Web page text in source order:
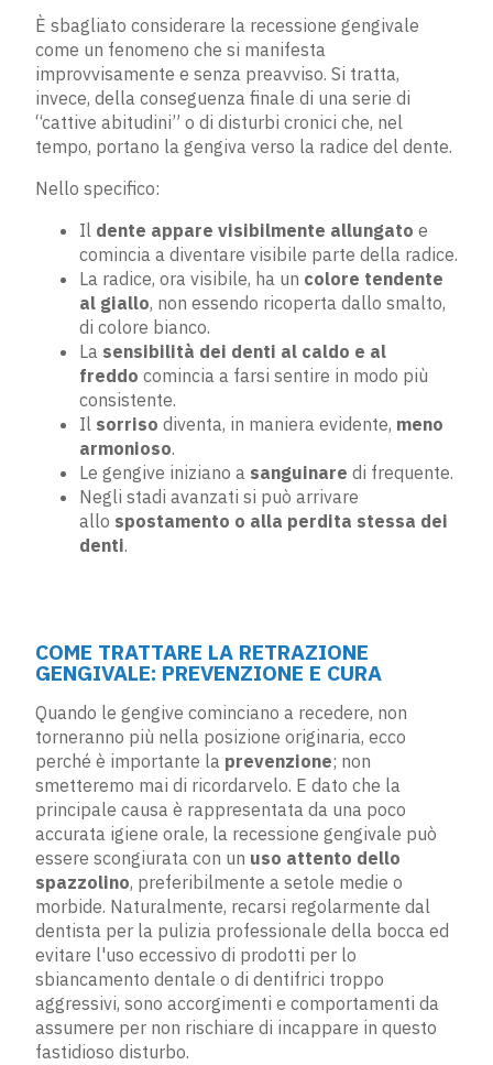
È sbagliato considerare la recessione gengivale
come un fenomeno che si manifesta
improvvisamente e senza preavviso. Si tratta,
invece, della conseguenza finale di una serie di
“cattive abitudini” o di disturbi cronici che, nel
tempo, portano la gengiva verso la radice del dente.
Nello specifico:
Il dente appare visibilmente allungato e
comincia a diventare visibile parte della radice.
La radice, ora visibile, ha un colore tendente
al giallo, non essendo ricoperta dallo smalto,
di colore bianco.
La sensibilità dei denti al caldo e al
freddo comincia a farsi sentire in modo più
consistente.
Il sorriso diventa, in maniera evidente, meno
armonioso.
Le gengive iniziano a sanguinare di frequente.
Negli stadi avanzati si può arrivare
allo spostamento o alla perdita stessa dei
denti.
COME TRATTARE LA RETRAZIONE
GENGIVALE: PREVENZIONE E CURA
Quando le gengive cominciano a recedere, non
torneranno più nella posizione originaria, ecco
perché è importante la prevenzione; non
smetteremo mai di ricordarvelo. E dato che la
principale causa è rappresentata da una poco
accurata igiene orale, la recessione gengivale può
essere scongiurata con un uso attento dello
spazzolino, preferibilmente a setole medie o
morbide. Naturalmente, recarsi regolarmente dal
dentista per la pulizia professionale della bocca ed
evitare l'uso eccessivo di prodotti per lo
sbiancamento dentale o di dentifrici troppo
aggressivi, sono accorgimenti e comportamenti da
assumere per non rischiare di incappare in questo
fastidioso disturbo.